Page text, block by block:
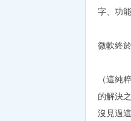
字、功
微軟終
（這純
的解決
沒見過